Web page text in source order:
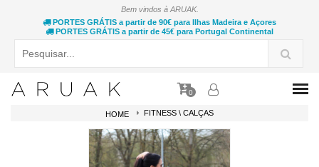
Bem vindos à ARUAK.
PORTES GRÁTIS a partir de 90€ para Ilhas Madeira e Açores
PORTES GRÁTIS a partir de 45€ para Portugal Continental
0
HOME FITNESS \ CALÇAS